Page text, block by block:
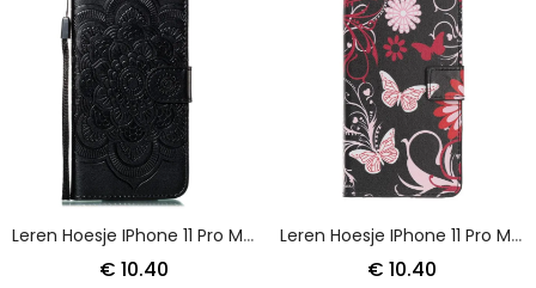
Leren Hoesje IPhone 11 Pro Max Grijs Zwart Hele Mandala Met String
€ 10.40
Leren Hoesje IPhone 11 Pro Max Lichtblauw Krankzinnige Vlinders
€ 10.40